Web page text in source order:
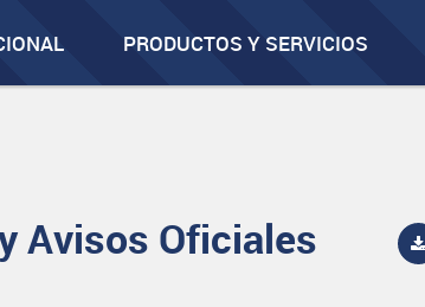
PRODUCTOS Y SERVICIOS
Avisos Oficiales